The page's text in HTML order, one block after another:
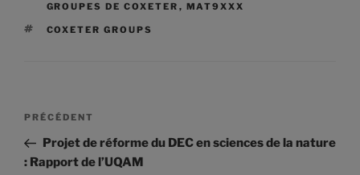
GROUPES DE COXETER , MAT9XXX
ÉTIQUETTES
COXETER GROUPS
Navigation
l'article
Article
précédent
PRÉCÉDENT
Projet de réforme du DEC en sciences de la nature
: Rapport de l’UQAM